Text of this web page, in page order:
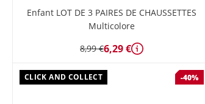
Enfant LOT DE 3 PAIRES DE CHAUSSETTES
Multicolore
8,99 €6,29 € Détails
CLICK AND COLLECT -40%